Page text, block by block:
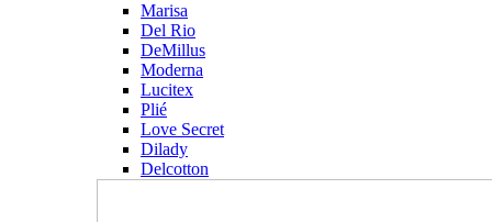
Marisa
Del Rio
DeMillus
Moderna
Lucitex
Plié
Love Secret
Dilady
Delcotton